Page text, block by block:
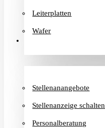
Leiterplatten
Wafer
Stellenanangebote
Stellenanzeige schalten
Personalberatung